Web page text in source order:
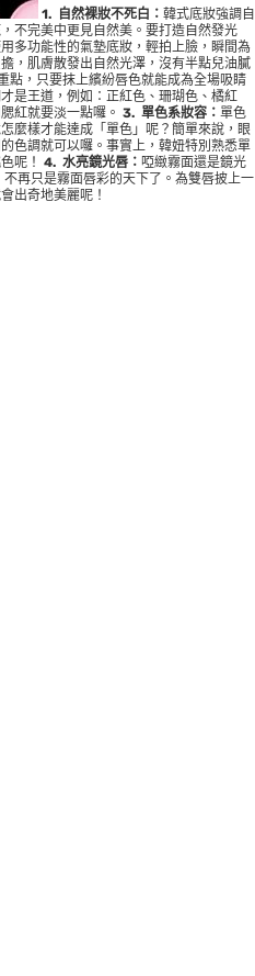
1. 自然裸妝不死白： 韓式底妝強調自
不完美中更見自然美。要打造自然發光
多功能性的氣墊底妝，輕拍上臉，瞬間為
，肌膚散發出自然光澤，沒有半點兒油膩
點，只要抹上繽紛唇色就能成為全場吸睛
是王道，例如：正紅色、珊瑚色、橘紅
紅就要淡一點囉。 3. 單色系妝容： 單色
麼樣才能達成「單色」呢？簡單來說，眼
色調就可以囉。事實上，韓妞特別熟悉單
呢！ 4. 水亮鏡光唇： 啞緻霧面還是鏡光
再只是霧面唇彩的天下了。為雙唇披上一
出奇地美麗呢！